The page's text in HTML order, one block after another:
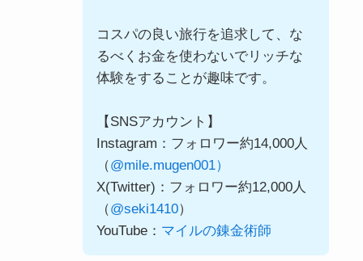
コスパの良い旅行を追求して、な
るべくお金を使わないでリッチな
体験をすることが趣味です。
【SNSアカウント】
Instagram：フォロワー約14,000人
（@mile.mugen001）
X(Twitter)：フォロワー約12,000人
（@seki1410）
YouTube： マイルの錬金術師